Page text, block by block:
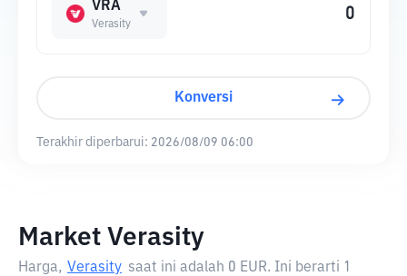
VRA
Verasity
Konversi
Terakhir diperbarui: 2026/08/09 06:00
Market Verasity
Harga, Verasity saat ini adalah 0 EUR. Ini berarti 1